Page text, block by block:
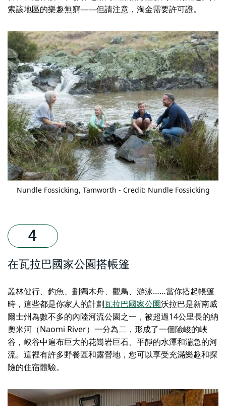
索該地區的樂趣無窮——但請注意，淘金需要許可證。
Nundle Fossicking, Tamworth - Credit: Nundle Fossicking
在瓦拉巴國家公園搭帳篷
叢林健行、釣魚、劃獨木舟、觀鳥、游泳……當你搭起帳篷
時，這些都是你家人的計劃瓦拉巴國家公園沃拉巴是新南威
爾士州為數不多的內陸河流公園之一，被超過14公里長的納
奧米河（Naomi River）一分為二，形成了一個險峻的峽
谷，峽谷中遍布巨大的花崗岩巨石、平靜的水潭和湍急的河
流。這裡有許多野餐區和露營地，您可以享受充滿樂趣和探
險的住宿體驗。